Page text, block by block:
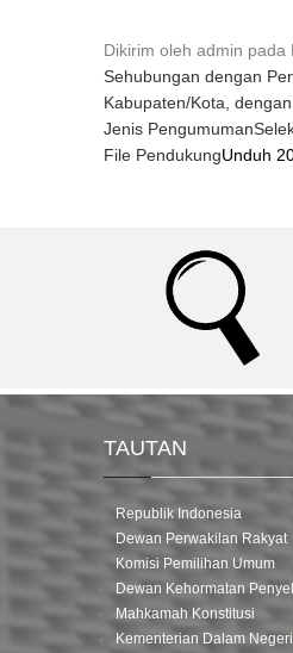
Dikirim oleh admin pada
Sehubungan dengan
Kabupaten/Kota,
Jenis Pengumuman
File PendukungUnduh
TAUTAN
Republik Indonesia
Dewan Perwakilan Rakyat
Komisi Pemilihan Umum
Dewan Kehormatan
Mahkamah Konstitusi
Kementerian Dalam Negeri